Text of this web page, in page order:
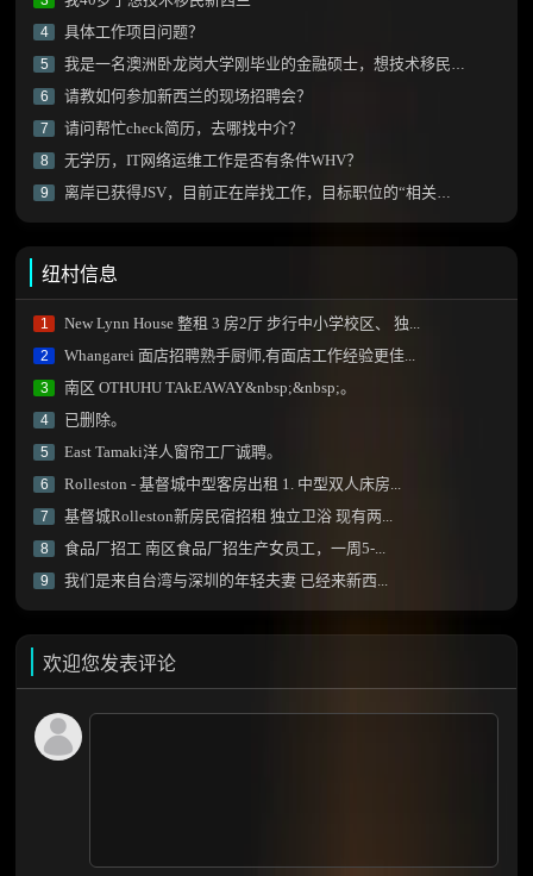
4 具体工作项目问题？
5 我是一名澳洲卧龙岗大学刚毕业的金融硕士，想技术移民新西兰需要做什么？
6 请教如何参加新西兰的现场招聘会？
7 请问帮忙check简历，去哪找中介？
8 无学历，IT网络运维工作是否有条件WHV？
9 离岸已获得JSV，目前正在岸找工作，目标职位的“相关性”怎么判断？
纽村信息
1 New Lynn House 整租 3 房2厅 步行中小学校区、 独...
2 Whangarei 面店招聘熟手厨师,有面店工作经验更佳...
3 南区 OTHUHU TAkEAWAY&nbsp;&nbsp;。
4 已删除。
5 East Tamaki洋人窗帘工厂诚聘。
6 Rolleston - 基督城中型客房出租 1. 中型双人床房...
7 基督城Rolleston新房民宿招租 独立卫浴 现有两...
8 食品厂招工 南区食品厂招生产女员工，一周5-...
9 我们是来自台湾与深圳的年轻夫妻 已经来新西...
欢迎您发表评论